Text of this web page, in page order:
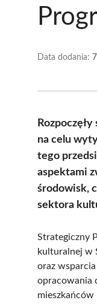
Data dodania:
na celu
tego
aspektami
środowisk,
sektora
Strategiczny
kulturalnej w
oraz
opracowania